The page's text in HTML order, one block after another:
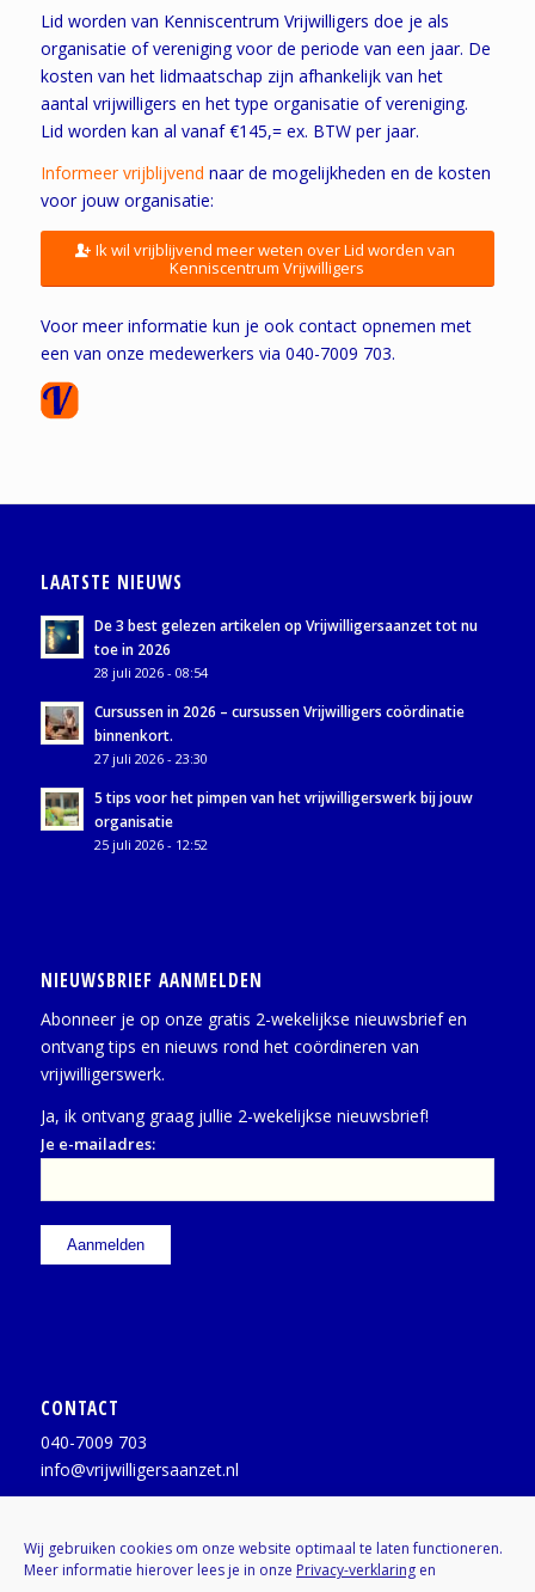
Wij gebruiken cookies om onze website optimaal te laten functioneren.
Meer informatie hierover lees je in onze Privacy-verklaring en
Lid worden van Kenniscentrum Vrijwilligers doe je als
organisatie of vereniging voor de periode van een jaar. De
kosten van het lidmaatschap zijn afhankelijk van het
aantal vrijwilligers en het type organisatie of vereniging.
Lid worden kan al vanaf €145,= ex. BTW per jaar.
Informeer vrijblijvend naar de mogelijkheden en de kosten
voor jouw organisatie:
Ik wil vrijblijvend meer weten over Lid worden van
Kenniscentrum Vrijwilligers
Voor meer informatie kun je ook contact opnemen met
een van onze medewerkers via 040-7009 703.
LAATSTE NIEUWS
De 3 best gelezen artikelen op Vrijwilligersaanzet tot nu
toe in 2026
28 juli 2026 - 08:54
Cursussen in 2026 – cursussen Vrijwilligers coördinatie
binnenkort.
27 juli 2026 - 23:30
5 tips voor het pimpen van het vrijwilligerswerk bij jouw
organisatie
25 juli 2026 - 12:52
NIEUWSBRIEF AANMELDEN
Abonneer je op onze gratis 2-wekelijkse nieuwsbrief en
ontvang tips en nieuws rond het coördineren van
vrijwilligerswerk.
Ja, ik ontvang graag jullie 2-wekelijkse nieuwsbrief!
Je e-mailadres:
CONTACT
040-7009 703
info@vrijwilligersaanzet.nl
X / Twitter:@vrijwilligerAZ